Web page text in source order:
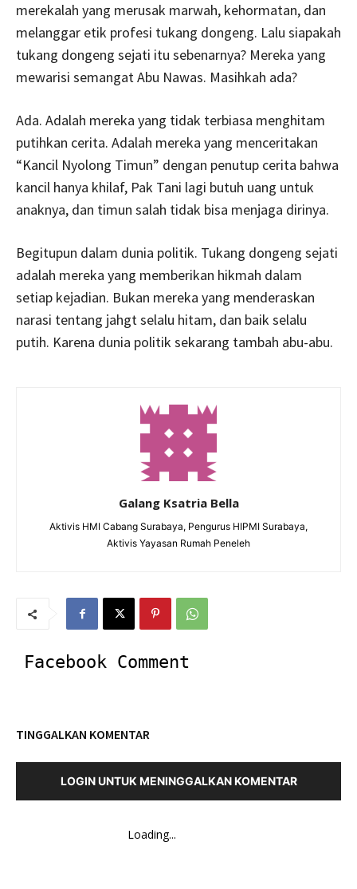
merekalah yang merusak marwah, kehormatan, dan
melanggar etik profesi tukang dongeng. Lalu siapakah
tukang dongeng sejati itu sebenarnya? Mereka yang
mewarisi semangat Abu Nawas. Masihkah ada?
Ada. Adalah mereka yang tidak terbiasa menghitam
putihkan cerita. Adalah mereka yang menceritakan
“Kancil Nyolong Timun” dengan penutup cerita bahwa
kancil hanya khilaf, Pak Tani lagi butuh uang untuk
anaknya, dan timun salah tidak bisa menjaga dirinya.
Begitupun dalam dunia politik. Tukang dongeng sejati
adalah mereka yang memberikan hikmah dalam
setiap kejadian. Bukan mereka yang menderaskan
narasi tentang jahgt selalu hitam, dan baik selalu
putih. Karena dunia politik sekarang tambah abu-abu.
Galang Ksatria Bella
Aktivis HMI Cabang Surabaya, Pengurus HIPMI Surabaya,
Aktivis Yayasan Rumah Peneleh
Facebook Comment
TINGGALKAN KOMENTAR
LOGIN UNTUK MENINGGALKAN KOMENTAR
Loading...